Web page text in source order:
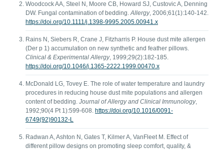
Woodcock AA, Steel N, Moore CB, Howard SJ, Custovic A, Denning
DW. Fungal contamination of bedding.Allergy, 2006;61(1):140-142.
https://doi.org/10.1111/j.1398-9995.2005.00941.x
Rains N, Siebers R, Crane J, Fitzharris P. House dust mite allergen
(Der p 1) accumulation on new synthetic and feather pillows.
Clinical & Experimental Allergy, 1999;29(2):182-185.
https://doi.org/10.1046/j.1365-2222.1999.00470.x
McDonald LG, Tovey E. The role of water temperature and laundry
procedures in reducing house dust mite populations and allergen
content of bedding. Journal of Allergy and Clinical Immunology,
1992;90(4 Pt 1):599-608. https://doi.org/10.1016/0091-
6749(92)90132-L
Radwan A, Ashton N, Gates T, Kilmer A, VanFleet M. Effect of
different pillow designs on promoting sleep comfort, quality, &